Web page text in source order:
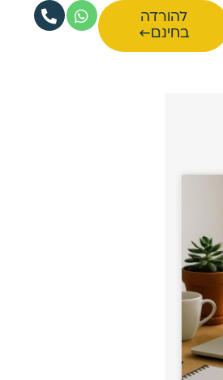
להורדה
בחינם←